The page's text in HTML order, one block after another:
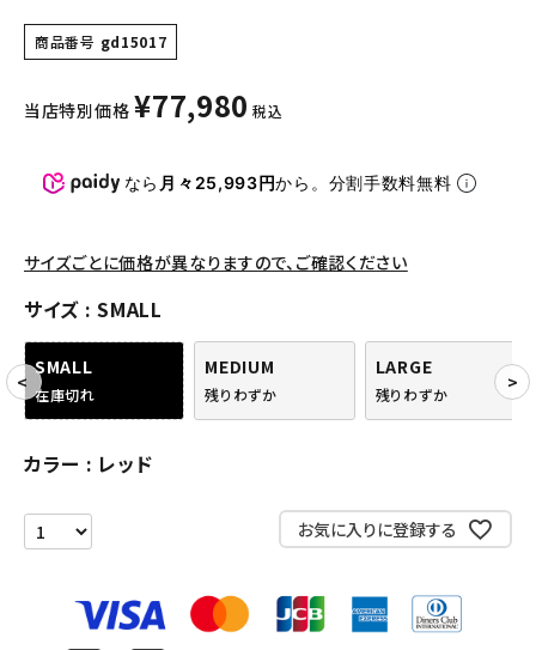
スニーカー・ブーツ
アクセサリー
COLLABORATION BRAND
CONTENTS
ACCOUNT MENU
ようこそ ゲスト 様
meeting_room
商品番号 gd15017
当店特別価格 ¥77,980 税込
なら 月々25,993円から。分割手数料無料
サイズごとに価格が異なりますので、ご確認ください
サイズ SMALL
SMALL
在庫切れ
MEDIUM
残りわずか
LARGE
残りわずか
カラー レッド
お気に入りに登録する